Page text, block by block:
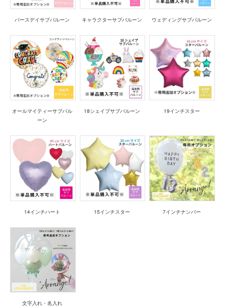
バースデイサブバルーン キャラクターサブバルーン ウェディングサブバルーン
オールマイティーサブバル
ーン
18シェイプサブバルーン 19インチスター
14インチハート 15インチスター 7インチナンバー
文字入れ・名入れ